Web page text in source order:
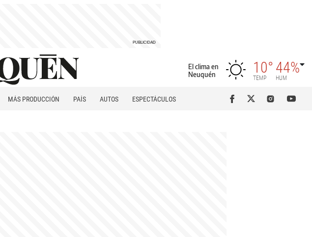
El clima en
Neuquén
10°
TEMP
44%
HUM
MÁS PRODUCCIÓN PAÍS AUTOS
ESPECTÁCULOS